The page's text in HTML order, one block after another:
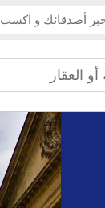
أصدقائك و اكسب
العقار